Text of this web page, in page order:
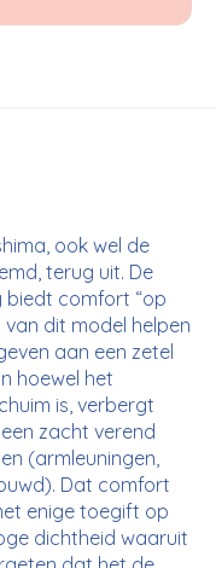
ook wel de
terug uit. De
biedt comfort “op
van dit model helpen
aan een zetel
hoewel het
is, verbergt
zacht verend
(armleuningen,
Dat comfort
enige toegift op
dichtheid waaruit